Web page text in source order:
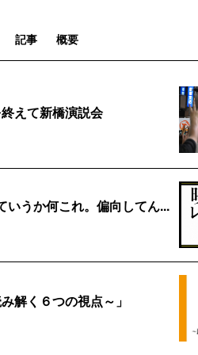
記事 概要
えて新橋演説会
いうか何これ。偏向してん...
解く６つの視点～」